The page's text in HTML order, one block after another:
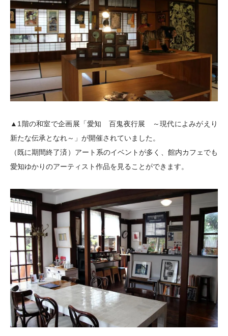
▲1階の和室で企画展「愛知 百鬼夜行展 ～現代によみがえり
新たな伝承となれ～」が開催されていました。
（既に期間終了済）アート系のイベントが多く、館内カフェでも
愛知ゆかりのアーティスト作品を見ることができます。